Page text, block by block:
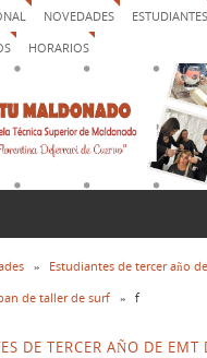
NOVEDADES ESTUDIANTES
HORARIOS
»
Estudiantes de tercer año
de taller de surf
» f
DE TERCER AÑO DE EMT